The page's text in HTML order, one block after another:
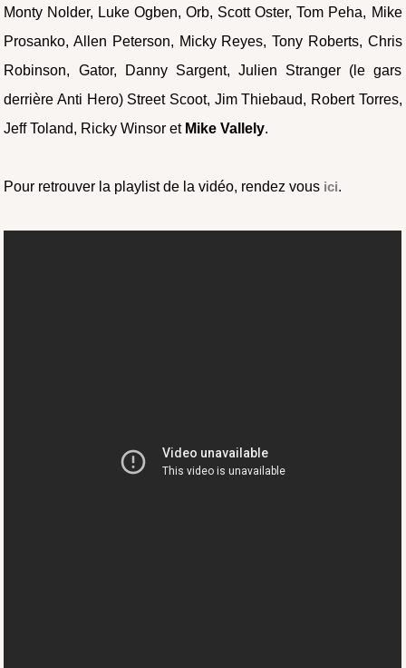
Monty Nolder, Luke Ogben, Orb, Scott Oster, Tom Peha, Mike
Prosanko, Allen Peterson, Micky Reyes, Tony Roberts, Chris
Robinson, Gator, Danny Sargent, Julien Stranger (le gars
derrière Anti Hero) Street Scoot, Jim Thiebaud, Robert Torres,
Jeff Toland, Ricky Winsor et Mike Vallely.
Pour retrouver la playlist de la vidéo, rendez vous ici.